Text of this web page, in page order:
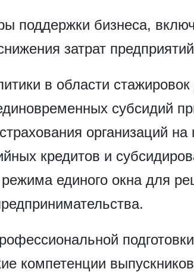
поддержки бизнеса,
затрат
в области
субсидий
организаций
кредитов и
единого окна для
компетенции